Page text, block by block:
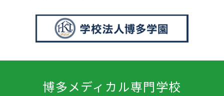
博多メディカル専門学校